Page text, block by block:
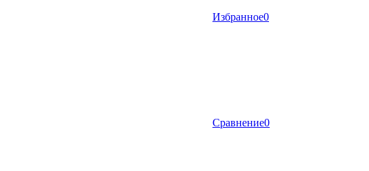
Избранное0
Сравнение0